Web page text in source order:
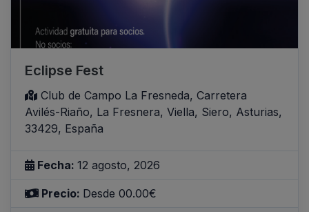
Eclipse Fest
Club de Campo La Fresneda, Carretera
Avilés-Riaño, La Fresnera, Viella, Siero, Asturias,
33429, España
Fecha: 12 agosto, 2026
Precio: Desde 00.00€